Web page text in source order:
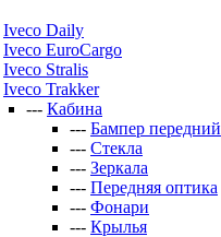
Iveco Daily
Iveco EuroCargo
Iveco Stralis
Iveco Trakker
--- Кабина
--- Бампер передний
--- Стекла
--- Зеркала
--- Передняя оптика
--- Фонари
--- Крылья